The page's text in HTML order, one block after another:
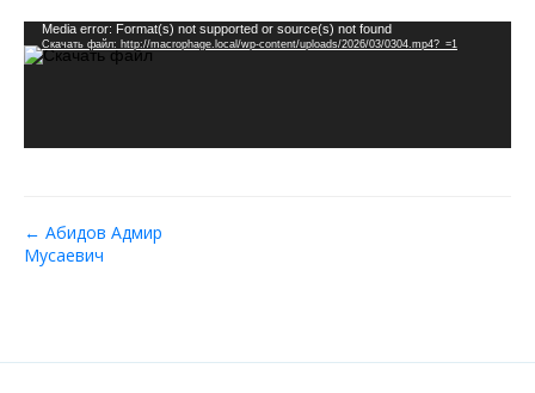
Видеоплеер
Media error: Format(s) not supported or source(s) not found
Скачать файл: http://macrophage.local/wp-content/uploads/2026/03/0304.mp4?_=1
← Абидов Адмир
Мусаевич